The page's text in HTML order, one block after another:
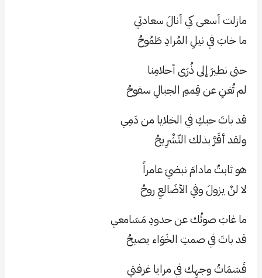
مازلت أسعى كي أنالَ سعادتي
ما خابَ في نيلِ المُرادِ طَمُوحُ
حتى نطيرَ إلى ذُرَى أحلامِنا
لم تُغنِ عن قِممِ الجبالِ سفوحُ
قد باتَ حبكِ في الخلايا من دَمِي
ولقد أقَرَّ بذلك التّشْرِيحُ
هو ثابتٌ مادامَ نبضيَ عامراً
لا لنْ يزولَ وفي الأضَالعِ روحُ
ما غابَ صوتُك عن حدودِ مَسَامعي
قد باتَ في صمتِ الخَوَاء يصيحُ
قَسَمَاتُ وجهِك في مرايا غرفتي